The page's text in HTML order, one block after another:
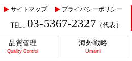
サイトマップ プライバシーポリシー
03-5367-2327 （代表）
品質管理
Quality Control
海外戦略
Umami